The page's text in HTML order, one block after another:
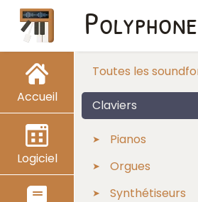
Accueil
Logiciel
Polyphone
Toutes les
Claviers
Pianos
Orgues
Synthétiseurs